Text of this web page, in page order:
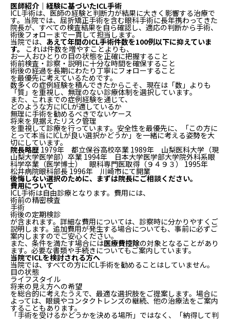
医師紹介｜経験に基づいたICL手術
ICL手術は、医師の経験と判断力が結果に大きく影響する治療で
す。当院では、屈折矯正手術を含む眼科手術に長年携わってきた
院長が、すべての検査結果を自ら確認し、適応の判断から手術、
術後フォローまで一貫して担当します。
当院では、 あえて年間のICL手術件数を100例以下に抑えていま
す。 これは件数を増やすことよりも、
お一人おひとりの目の状態を正確に把握すること
術前検査・診察・説明に十分な時間を確保すること
術後の経過を長期にわたり丁寧にフォローすること
を最優先に考えているためです。
数多くの症例経験を積んできたからこそ、現在は「数」よりも
「質」を重視し、無理のない診療体制を選択しています。
また、これまでの症例経験を通じて、
どのような方にICLが適しているか
無理に手術を勧めるべきでないケース
将来を見据えたリスク管理
を重視して診療を行っています。安全性を最優先に、「この方に
とって本当にICLが良い選択かどうか」を一緒に考える姿勢を大
切にしています。
院長略歴 1979年 都立保谷高校卒業 1989年 山梨医科大学（現
山梨大学医学部）卒業 1994年 日本大学医学部大学院外科系眼
科学卒業（医学博士） 眼科専門医取得（９４９３） 1995年
松井病院眼科部長 1996年 川崎市にて開業
後悔しない選択のために、まずは院長にご相談ください。
費用について
ICL手術は自由診療となります。費用には、
術前の精密検査
手術
術後の定期検診
が含まれます。詳細な費用については、診察時に分かりやすくご
説明します。追加費用が発生する場合についても、事前に必ずご
案内しますのでご安心ください。
また、条件を満たす場合には医療費控除の対象となることがあり
ます。必要な書類や手続きについてもご案内しています。
当院でICLを検討される方へ
当院では、すべての方にICL手術を勧めることはしていません。
目の状態
ライフスタイル
将来の見え方への希望
を総合的に考えたうえで、最適な選択肢をご提案します。場合に
よっては、眼鏡やコンタクトレンズの継続、他の治療法をご案内
することもあります。
「手術を受けるかどうかを決める場所」ではなく、「納得して判